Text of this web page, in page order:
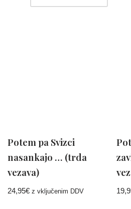
Potem pa Svizci
nasankajo … (trda
vezava)
24,95€ z vključenim DDV